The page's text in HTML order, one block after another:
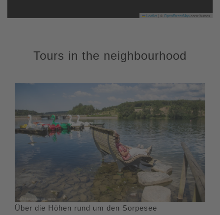
Leaflet OpenStreetMapcontributors
Tours in the neighbourhood
Über die Höhen rund um den Sorpesee